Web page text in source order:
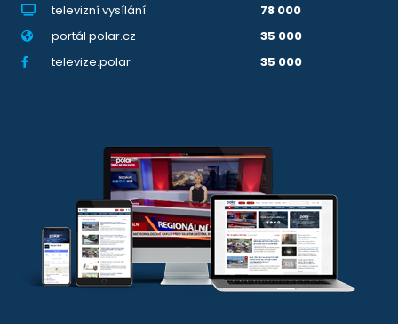
televizní vysílání
78 000
portál polar.cz
35 000
televize.polar
35 000